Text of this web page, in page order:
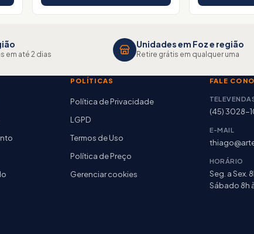
em até 2 dias
Unidades em Foz e região
Retire grátis em qualquer uma
POLÍTICAS
Política de Privacidade
LGPD
Termos de Uso
Política de Preço
Gerenciar cookies
FALE
(45) 3028-
E-MAIL
HORÁRIO
Seg. a Sex.
Sábado 8h